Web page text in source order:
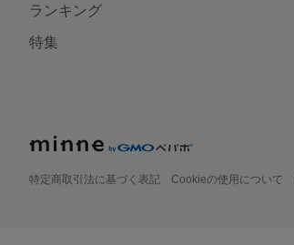
ランキング
特集
特定商取引法に基づく表記 Cookieの使用について